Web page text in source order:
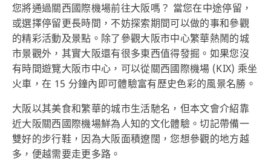
您將通過關西國際機場前往大阪嗎？ 當您在中途停留，
或選擇停留更長時間，不妨探索期間可以做的事和參觀
的精彩活動及景點。除了參觀大阪市中心繁華熱鬧的城
市景觀外，其實大阪還有很多東西值得發掘。如果您沒
有時間遊覽大阪市中心，可以從關西國際機場 (KIX) 乘坐
火車，在 15 分鐘內即可體驗富有歷史色彩的風景名勝。
大阪以其美食和繁華的城市生活馳名，但本文會介紹靠
近大阪關西國際機場鮮為人知的文化體驗。切記帶備一
雙好的步行鞋，因為大阪面積遼闊，您想參觀的地方越
多，便越需要走更多路。